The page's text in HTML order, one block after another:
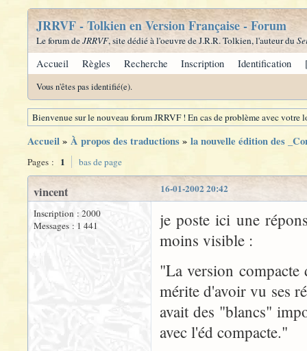
JRRVF - Tolkien en Version Française - Forum
Le forum deJRRVF, site dédié à l'oeuvre de J.R.R. Tolkien, l'auteur du
Accueil Règles Recherche Inscription Identification
Vous n'êtes pas identifié(e).
Bienvenue sur le nouveau forum JRRVF ! En cas de problème avec
Accueil» À propos des traductions» la nouvelle édition des
Pages : 1 bas de page
16-01-2002 20:42
vincent
Inscription : 2000
Messages : 1 441
je poste ici une
moins visible :
"La version
mérite d'avoir vu ses
avait des "blancs"
avec l'éd compacte."